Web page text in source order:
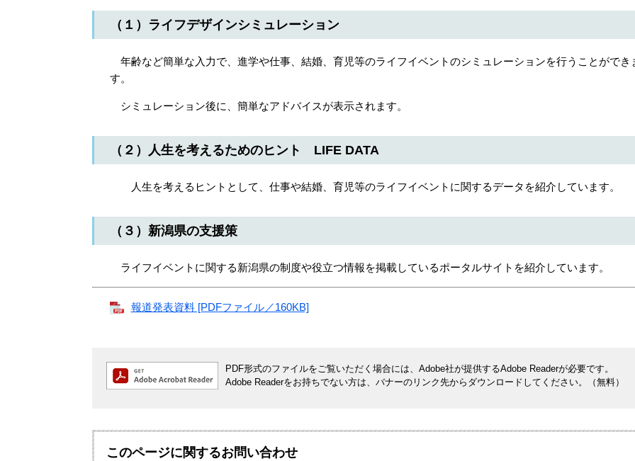
（１）ライフデザインシミュレーション
年齢など簡単な入力で、進学や仕事、結婚、育児等のライフイベントのシミュレーションを行うことができ
す。
シミュレーション後に、簡単なアドバイスが表示されます。
（２）人生を考えるためのヒント LIFE DATA
人生を考えるヒントとして、仕事や結婚、育児等のライフイベントに関するデータを紹介しています。
（３）新潟県の支援策
ライフイベントに関する新潟県の制度や役立つ情報を掲載しているポータルサイトを紹介しています。
報道発表資料 [PDFファイル／160KB]
PDF形式のファイルをご覧いただく場合には、Adobe社が提供するAdobe Readerが必要です。
Adobe Readerをお持ちでない方は、バナーのリンク先からダウンロードしてください。（無料）
このページに関するお問い合わせ